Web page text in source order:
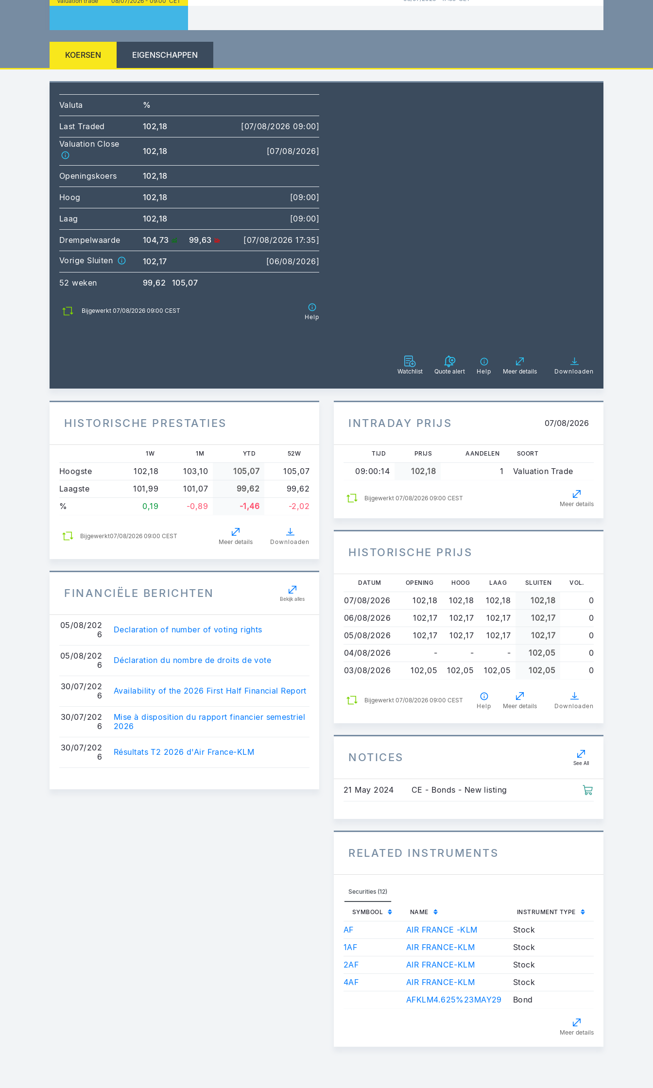
KOERSEN EIGENSCHAPPEN
Valuta %
Last Traded 102,18
[07/08/2026 09:00]
Valuation Close
102,18 [07/08/2026]
Openingskoers 102,18
Hoog 102,18 [09:00]
Laag 102,18 [09:00]
Drempelwaarde 104,73 99,63 [07/08/2026 17:35]
Vorige Sluiten 102,17 [06/08/2026]
52 weken 99,62 105,07
Bijgewerkt 07/08/2026 09:00 CEST
Help
Watchlist Quote alert Help Meer details Downloaden
HISTORISCHE PRESTATIES
1W 1M YTD 52W
Hoogste 102,18 103,10 105,07
105,07
Laagste
101,99 101,07 99,62
99,62
%
0,19 -0,89 -1,46 -2,02
Bijgewerkt07/08/2026 09:00 CEST
Meer details
Downloaden
FINANCIËLE BERICHTEN Bekijk alles
05/08/202
6
Declaration of number of voting rights
05/08/202
6
Déclaration du nombre de droits de vote
30/07/202
6
Availability of the 2026 First Half Financial Report
30/07/202
6
Mise à disposition du rapport financier semestriel
2026
30/07/202
6
Résultats T2 2026 d'Air France-KLM
INTRADAY PRIJS 07/08/2026
TIJD PRIJS AANDELEN SOORT
09:00:14 102,18 1 Valuation Trade
Bijgewerkt 07/08/2026 09:00 CEST
Meer details
HISTORISCHE PRIJS
Overslaan
naar
de
gaan
DATUM OPENING HOOG LAAG SLUITEN VOL.
07/08/2026 102,18 102,18 102,18 102,18
0
06/08/2026
102,17 102,17 102,17 102,17
0
05/08/2026
102,17 102,17 102,17 102,17
0
04/08/2026
- - - 102,05
0
03/08/2026
102,05 102,05 102,05 102,05 0
Bijgewerkt 07/08/2026 09:00 CEST
Help
Meer details Downloaden
NOTICES See All
21 May 2024 CE - Bonds - New listing
RELATED INSTRUMENTS
Securities (12)
SYMBOOL NAME INSTRUMENT TYPE
AF AIR FRANCE -KLM
Stock
1AF
AIR FRANCE-KLM
Stock
2AF
AIR FRANCE-KLM
Stock
4AF
AIR FRANCE-KLM
Stock
AFKLM4.625%23MAY29
Bond
Meer details